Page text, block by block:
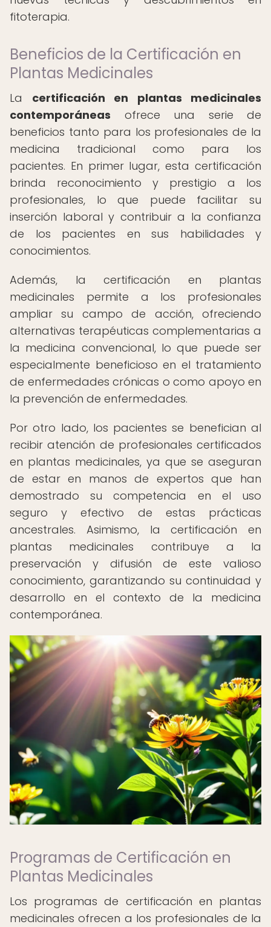
fitoterapia.
Beneficios de la Certificación en
Plantas Medicinales
La certificación en plantas medicinales
contemporáneas ofrece una serie de
beneficios tanto para los profesionales de la
medicina tradicional como para los
pacientes. En primer lugar, esta certificación
brinda reconocimiento y prestigio a los
profesionales, lo que puede facilitar su
inserción laboral y contribuir a la confianza
de los pacientes en sus habilidades y
conocimientos.
Además, la certificación en plantas
medicinales permite a los profesionales
ampliar su campo de acción, ofreciendo
alternativas terapéuticas complementarias a
la medicina convencional, lo que puede ser
especialmente beneficioso en el tratamiento
de enfermedades crónicas o como apoyo en
la prevención de enfermedades.
Por otro lado, los pacientes se benefician al
recibir atención de profesionales certificados
en plantas medicinales, ya que se aseguran
de estar en manos de expertos que han
demostrado su competencia en el uso
seguro y efectivo de estas prácticas
ancestrales. Asimismo, la certificación en
plantas medicinales contribuye a la
preservación y difusión de este valioso
conocimiento, garantizando su continuidad y
desarrollo en el contexto de la medicina
contemporánea.
Programas de Certificación en
Plantas Medicinales
Los programas de certificación en plantas
medicinales ofrecen a los profesionales de la